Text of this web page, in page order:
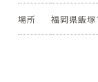
場所 福岡県飯塚